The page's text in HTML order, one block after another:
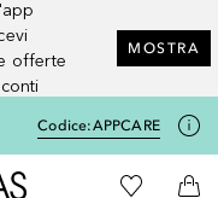
offerte
MOSTRA
Codice:APPCARE
A Douglas HomeAlla Mia